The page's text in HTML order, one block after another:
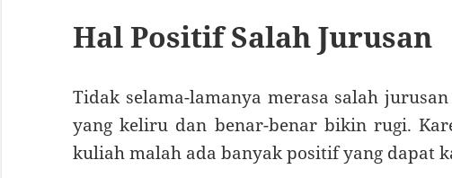
Hal Positif Salah Jurusan
Tidak selama-lamanya merasa salah
yang keliru dan benar-benar bikin rugi.
kuliah malah ada banyak positif yang dapat